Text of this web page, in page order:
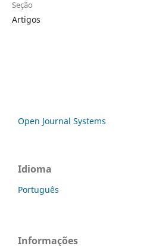
Seção
Artigos
Open Journal Systems
Idioma
Português
Informações